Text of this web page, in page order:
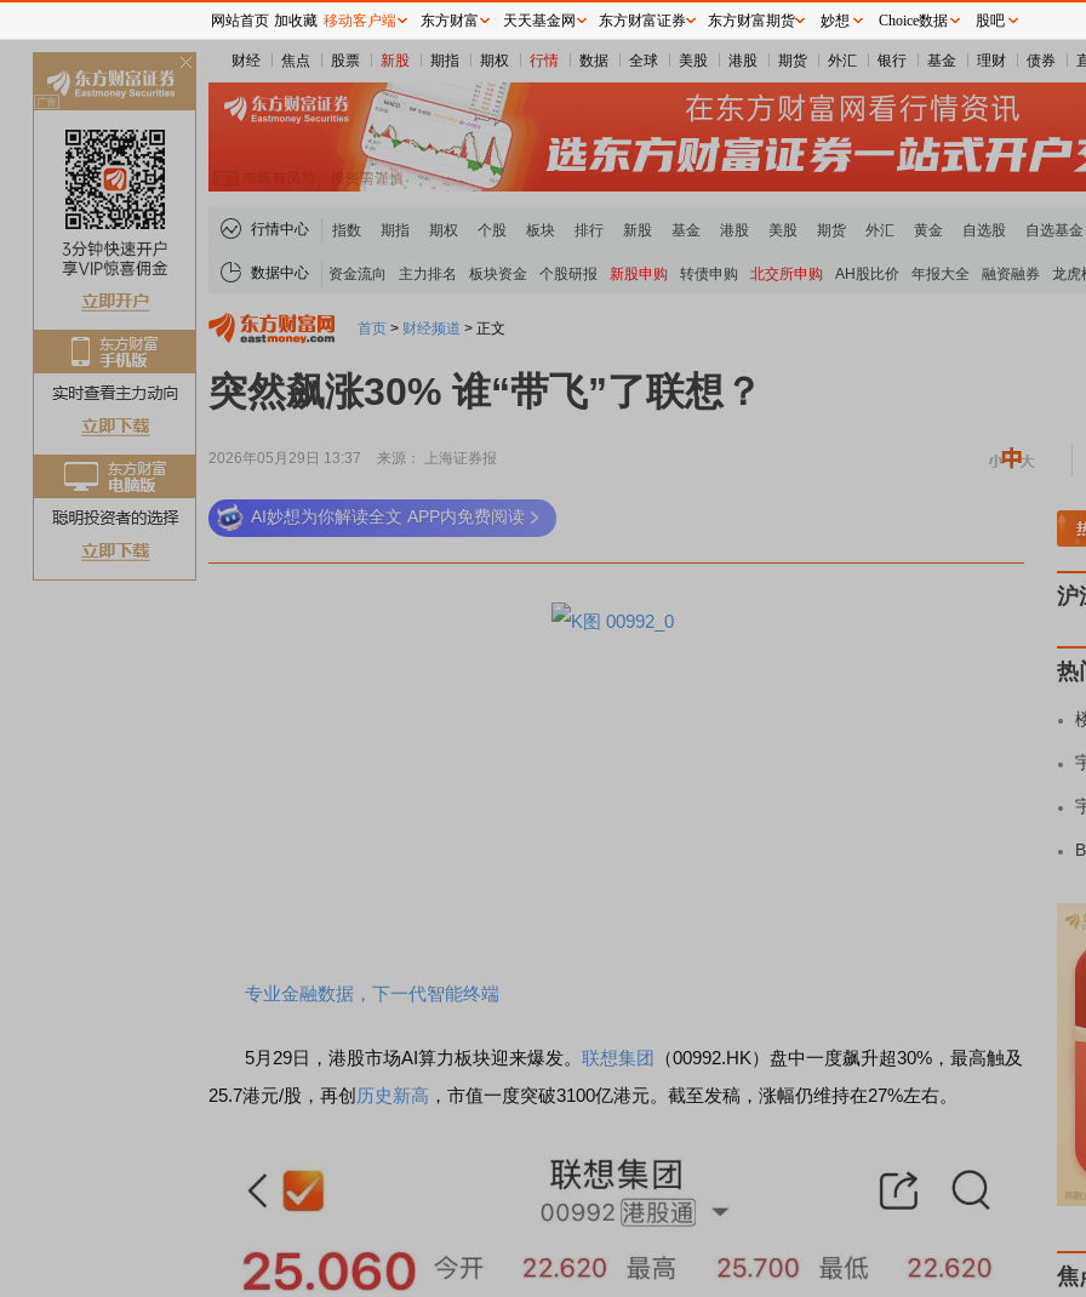
财经 焦点 股票 新股 期指 期权 行情 数据 全球 美股 港股 期货 外汇 银行 基金 理财 债券
行情中心 指数 期指 期权 个股 板块 排行 新股 基金 港股 美股 期货 外汇 黄金 自选股 自选基金
数据中心 资金流向 主力排名 板块资金 个股研报 新股申购 转债申购 北交所申购 AH股比价 年报大全 融资融券 龙虎
首页 > 财经频道 > 正文
突然飙涨30% 谁“带飞”了联想？
2026年05月29日 13:37 来源： 上海证券报
AI妙想为你解读全文 APP内免费阅读
专业金融数据，下一代智能终端
5月29日，港股市场AI算力板块迎来爆发。 联想集团
（00992.HK）盘中一度飙升超30%，最高触及
25.7港元/股，再创 历史新高 ，市值一度突破3100亿港元。截至发稿，涨幅仍维持在27%左右。
稀土板块领涨
沪
热
焦
网站首页 加收藏 移动客户端 东方财富 天天基金网 东方财富证券 东方财富期货 妙想 Choice数据 股吧
关